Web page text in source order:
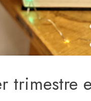
trimestre